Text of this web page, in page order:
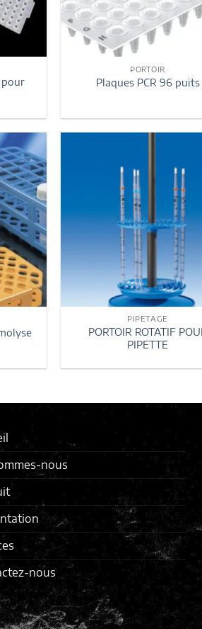
pour
PORTOIR
Plaques PCR 96 puits
PIPETAGE
PORTOIR ROTATIF
PIPETTE
nous
nous